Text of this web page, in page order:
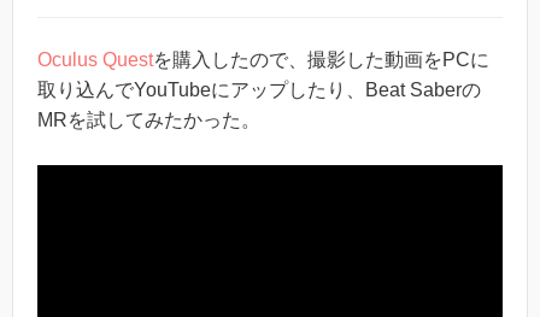
Oculus Questを購入したので、撮影した動画をPCに
取り込んでYouTubeにアップしたり、Beat Saberの
MRを試してみたかった。